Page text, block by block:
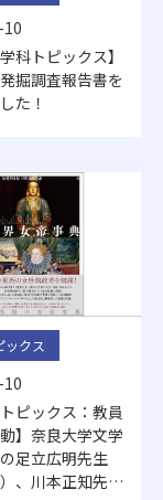
科トピックス】
掘調査報告書を
た！
ックス
トピックス：教員
】奈良大学文学
足立広明先生
）、川本正知先生